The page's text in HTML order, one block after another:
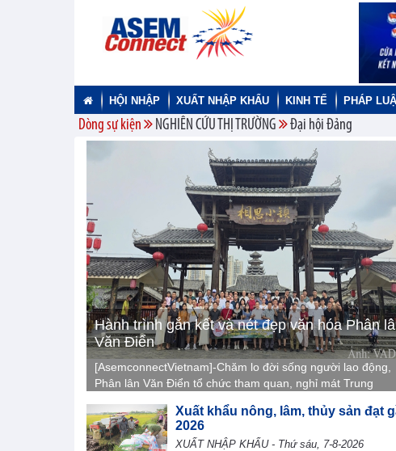
HỘI NHẬP XUẤT NHẬP KHẨU KINH TẾ PHÁP
Dòng sự kiện NGHIÊN CỨU THỊ TRƯỜNG Đại hội Đảng
Hành trình gắn kết và nét đẹp văn hóa Phân
Văn Điển
[AsemconnectVietnam]-Chăm lo đời sống người lao động,
Phân lân Văn Điển tổ chức tham quan, nghỉ mát Trung
văn hóa doanh nghiệp.Xuất khẩu nông, lâm, thủy sản đạt
2026
XUẤT NHẬP KHẨU - Thứ sáu, 7-8-2026